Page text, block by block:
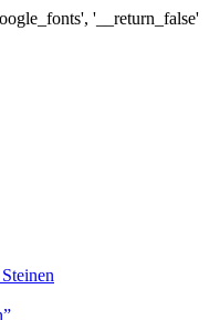
'__return_false'